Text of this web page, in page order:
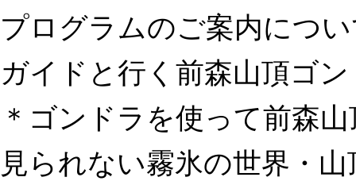
プログラムのご案内につ
ガイドと行く前森山頂ゴ
＊ゴンドラを使って前森
見られない霧氷の世界・